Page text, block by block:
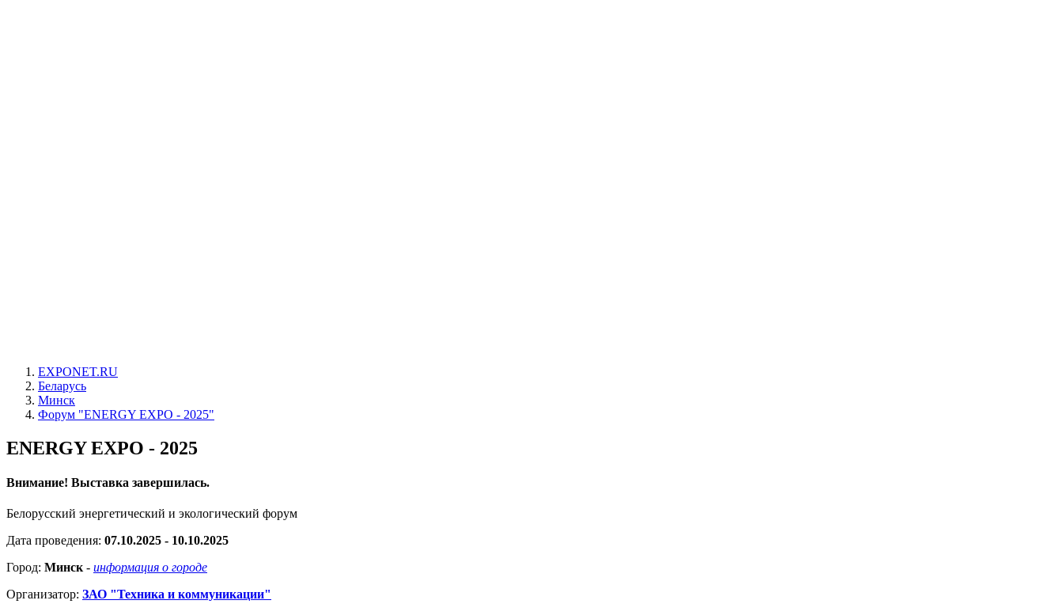
EXPONET.RU
Беларусь
Минск
Форум "ENERGY EXPO - 2025"
ENERGY EXPO - 2025
Внимание! Выставка завершилась.
Белорусский энергетический и экологический форум
Дата проведения: 07.10.2025 - 10.10.2025
Город: Минск - информация о городе
Организатор: ЗАО "Техника и коммуникации"